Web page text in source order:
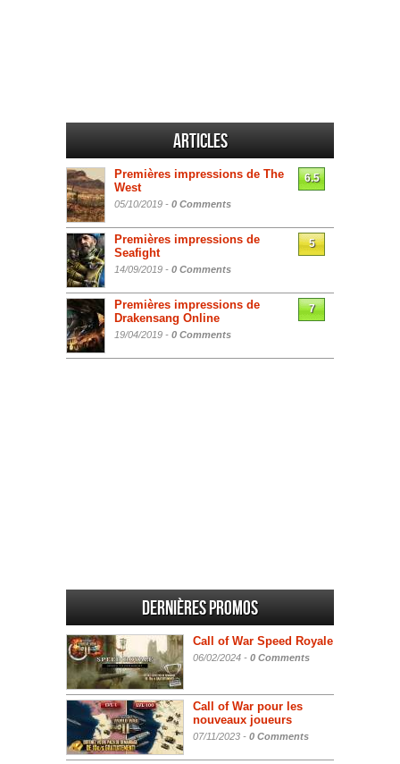
Articles
Premières impressions de The
West
05/10/2019 - 0 Comments
6.5
Premières impressions de
Seafight
14/09/2019 - 0 Comments
5
Premières impressions de
Drakensang Online
19/04/2019 - 0 Comments
7
Dernières promos
Call of War Speed Royale
06/02/2024 - 0 Comments
Call of War pour les
nouveaux joueurs
07/11/2023 - 0 Comments